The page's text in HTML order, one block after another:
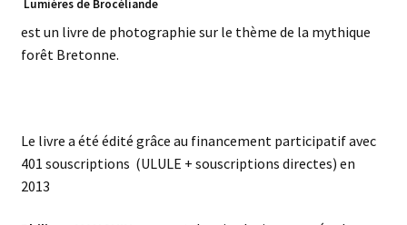
Lumières de Brocéliande
est un livre de photographie sur le thème de la mythique
forêt Bretonne.
Le livre a été édité grâce au financement participatif avec
401 souscriptions (ULULE + souscriptions directes) en
2013